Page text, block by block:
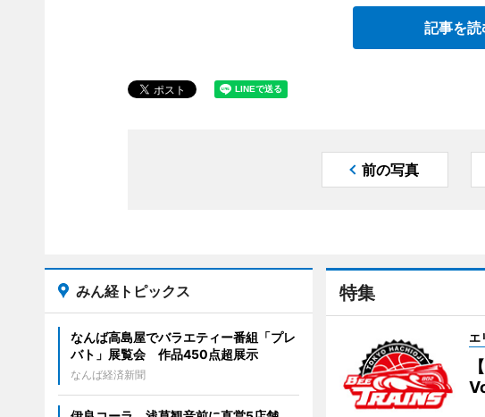
記事を読
前の写真
特集
エ
みん経トピックス
なんば高島屋でバラエティー番組「プレ
バト」展覧会 作品450点超展示
なんば経済新聞